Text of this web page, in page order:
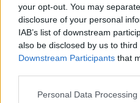
your opt-out. You may
disclosure of your personal
IAB’s list of downstream
also be disclosed by us to
Downstream Participants that
Personal Data
GHEORGHE
dezbinare!
DANIEL UNCU:
Orban